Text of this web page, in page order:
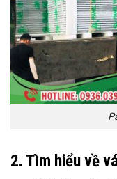
2. Tìm hiểu về